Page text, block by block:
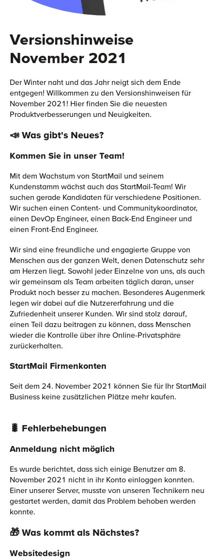
Versionshinweise
November 2021
Der Winter naht und das Jahr neigt sich dem Ende
entgegen! Willkommen zu den Versionshinweisen für
November 2021! Hier finden Sie die neuesten
Produktverbesserungen und Neuigkeiten.
📣 Was gibt's Neues?
Kommen Sie in unser Team!
Mit dem Wachstum von StartMail und seinem
Kundenstamm wächst auch das StartMail-Team! Wir
suchen gerade Kandidaten für verschiedene Positionen.
Wir suchen einen Content- und Communitykoordinator,
einen DevOp Engineer, einen Back-End Engineer und
einen Front-End Engineer.
Wir sind eine freundliche und engagierte Gruppe von
Menschen aus der ganzen Welt, denen Datenschutz sehr
am Herzen liegt. Sowohl jeder Einzelne von uns, als auch
wir gemeinsam als Team arbeiten täglich daran, unser
Produkt noch besser zu machen. Besonderes Augenmerk
legen wir dabei auf die Nutzererfahrung und die
Zufriedenheit unserer Kunden. Wir sind stolz darauf,
einen Teil dazu beitragen zu können, dass Menschen
wieder die Kontrolle über ihre Online-Privatsphäre
zurückerhalten.
StartMail Firmenkonten
Seit dem 24. November 2021 können Sie für Ihr StartMail
Business keine zusätzlichen Plätze mehr kaufen.
🐛 Fehlerbehebungen
Anmeldung nicht möglich
Es wurde berichtet, dass sich einige Benutzer am 8.
November 2021 nicht in ihr Konto einloggen konnten.
Einer unserer Server, musste von unseren Technikern neu
gestartet werden, damit das Problem behoben werden
konnte.
🎁 Was kommt als Nächstes?
Websitedesign